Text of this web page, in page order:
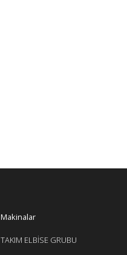
Makinalar
TAKIM ELBİSE GRUBU